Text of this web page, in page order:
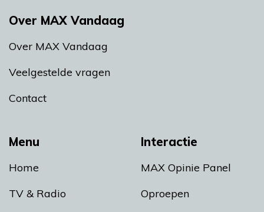
Menu
Home
TV & Radio
Interactie
MAX Opinie Panel
Oproepen
Over MAX Vandaag
Over MAX Vandaag
Veelgestelde vragen
Contact